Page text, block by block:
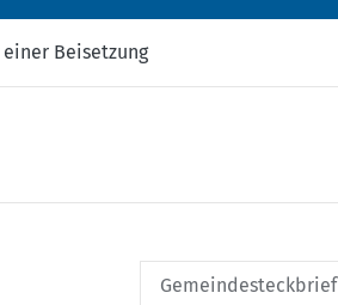
Beisetzung
Gemeindesteckbrief